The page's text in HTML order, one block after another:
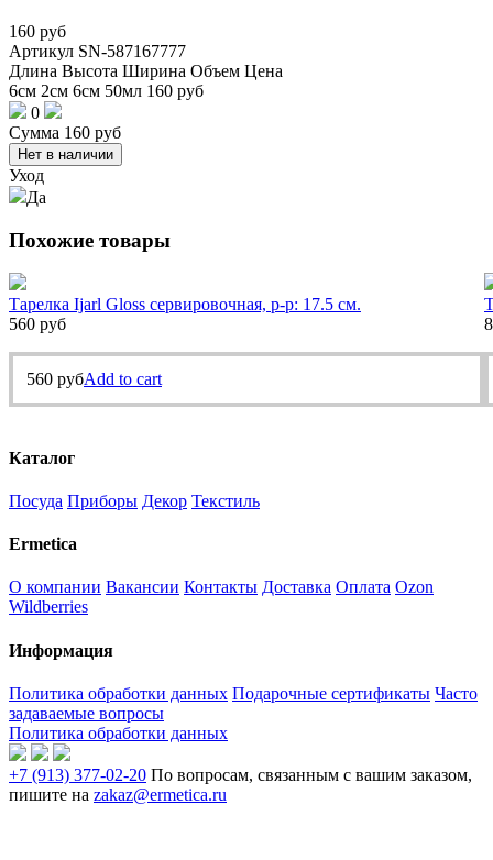
160 руб
Артикул SN-587167777
Длина Высота Ширина Объем Цена
6см 2см 6см 50мл 160 руб
0
Сумма 160 руб
Нет в наличии
Уход
Да
Похожие товары
Тарелка Ijarl Gloss сервировочная, р-р: 17.5 см.
560 руб
560 рубAdd to cart
Каталог
Посуда Приборы Декор Текстиль
Ermetica
О компании Вакансии Контакты Доставка Оплата Ozon
Wildberries
Информация
Политика обработки данных Подарочные сертификаты Часто
задаваемые вопросы
Политика обработки данных
+7 (913) 377-02-20 По вопросам, связанным с вашим заказом,
пишите на zakaz@ermetica.ru